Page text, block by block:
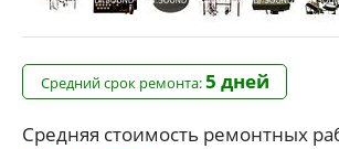
Средний срок ремонта:5 дней
Средняя стоимость ремонтных